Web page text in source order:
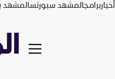
أخباربرامجالمشهد سبورتسالمشهد